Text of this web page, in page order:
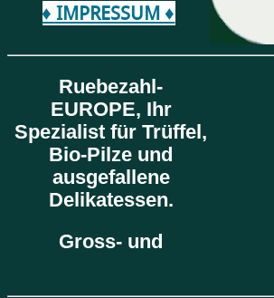
♦ IMPRESSUM ♦
Ruebezahl-
EUROPE, Ihr
Spezialist für Trüffel,
Bio-Pilze und
ausgefallene
Delikatessen.
Gross- und